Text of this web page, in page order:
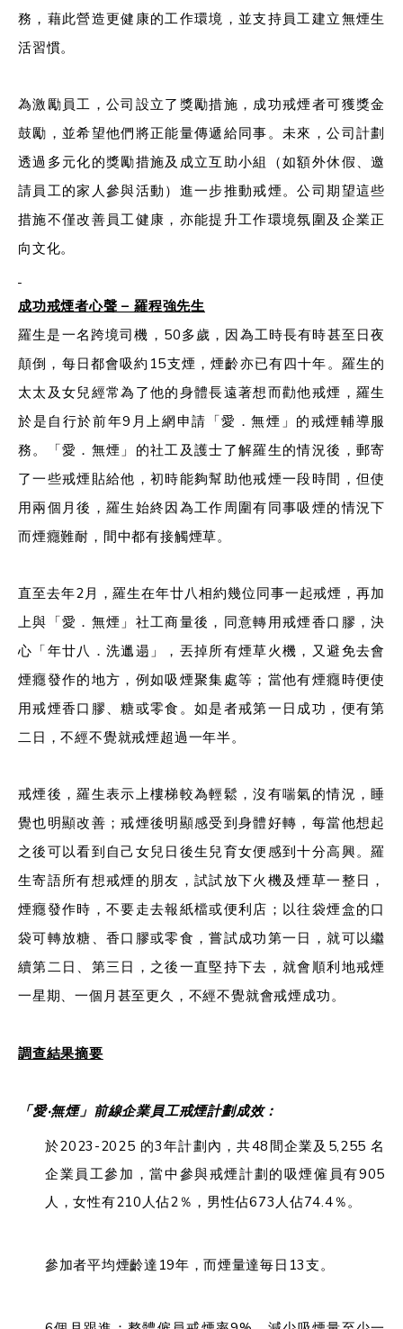
務，藉此營造更健康的工作環境，並支持員工建立無煙生
活習慣。
為激勵員工，公司設立了獎勵措施，成功戒煙者可獲獎金
鼓勵，並希望他們將正能量傳遞給同事。未來，公司計劃
透過多元化的獎勵措施及成立互助小組（如額外休假、邀
請員工的家人參與活動）進一步推動戒煙。公司期望這些
措施不僅改善員工健康，亦能提升工作環境氛圍及企業正
向文化。
成功戒煙者心聲 – 羅程強先生
羅生是一名跨境司機，50多歲，因為工時長有時甚至日夜
顛倒，每日都會吸約15支煙，煙齡亦已有四十年。羅生的
太太及女兒經常為了他的身體長遠著想而勸他戒煙，羅生
於是自行於前年9月上網申請「愛．無煙」的戒煙輔導服
務。「愛．無煙」的社工及護士了解羅生的情況後，郵寄
了一些戒煙貼給他，初時能夠幫助他戒煙一段時間，但使
用兩個月後，羅生始終因為工作周圍有同事吸煙的情況下
而煙癮難耐，間中都有接觸煙草。
直至去年2月，羅生在年廿八相約幾位同事一起戒煙，再加
上與「愛．無煙」社工商量後，同意轉用戒煙香口膠，決
心「年廿八．洗邋遢」，丟掉所有煙草火機，又避免去會
煙癮發作的地方，例如吸煙聚集處等；當他有煙癮時便使
用戒煙香口膠、糖或零食。如是者戒第一日成功，便有第
二日，不經不覺就戒煙超過一年半。
戒煙後，羅生表示上樓梯較為輕鬆，沒有喘氣的情況，睡
覺也明顯改善；戒煙後明顯感受到身體好轉，每當他想起
之後可以看到自己女兒日後生兒育女便感到十分高興。羅
生寄語所有想戒煙的朋友，試試放下火機及煙草一整日，
煙癮發作時，不要走去報紙檔或便利店；以往袋煙盒的口
袋可轉放糖、香口膠或零食，嘗試成功第一日，就可以繼
續第二日、第三日，之後一直堅持下去，就會順利地戒煙
一星期、一個月甚至更久，不經不覺就會戒煙成功。
調查結果摘要
「愛‧無煙」前線企業員工戒煙計劃成效：
於2023-2025 的3年計劃內，共48間企業及5,255 名
企業員工參加，當中參與戒煙計劃的吸煙僱員有905
人，女性有210人佔2％，男性佔673人佔74.4％。
參加者平均煙齡達19年，而煙量達毎日13支。